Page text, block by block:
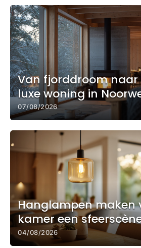
Van fjorddroom
luxe woning in
07/08/2026
Hanglampen maken
kamer een
04/08/2026